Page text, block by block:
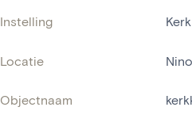
Instelling
Locatie
Objectnaam